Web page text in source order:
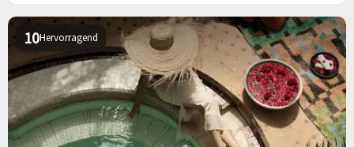
Hervorragend
10